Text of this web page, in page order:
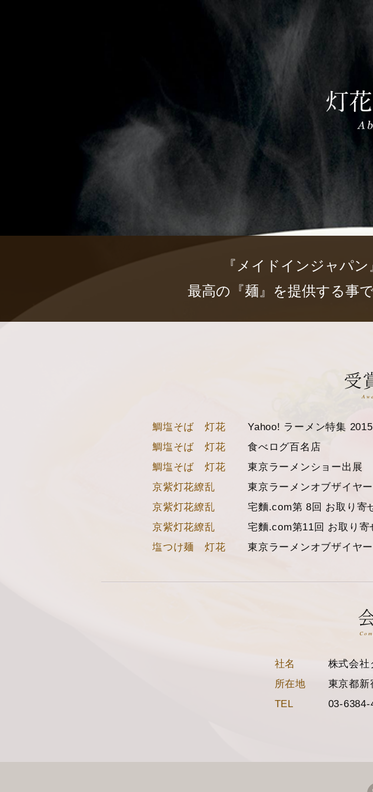
『メイドインジャパ
最高の『麺』を提供する事
鯛塩そば 灯花
Yahoo! ラーメン特集
鯛塩そば 灯花
食べログ百名店
鯛塩そば 灯花
東京ラーメンショー出展
京紫灯花繚乱
東京ラーメンオブザイ
京紫灯花繚乱
宅麵.com第 8回 お取り
京紫灯花繚乱
宅麵.com第11回 お取り
塩つけ麺 灯花
東京ラーメンオブザイ
社名
株式会社
所在地
東京都新
TEL
03-6384-